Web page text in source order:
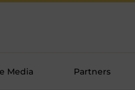
Media Partners